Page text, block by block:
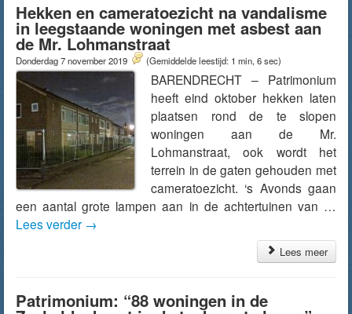
Hekken en cameratoezicht na vandalisme
in leegstaande woningen met asbest aan
de Mr. Lohmanstraat
Donderdag 7 november 2019 (Gemiddelde leestijd: 1 min, 6 sec)
BARENDRECHT – Patrimonium
heeft eind oktober hekken laten
plaatsen rond de te slopen
woningen aan de Mr.
Lohmanstraat, ook wordt het
terrein in de gaten gehouden met
cameratoezicht. ‘s Avonds gaan
een aantal grote lampen aan in de achtertuinen van …
Lees verder →
Lees meer
Patrimonium: “88 woningen in de